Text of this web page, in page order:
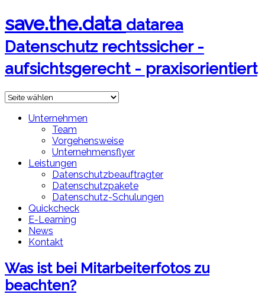
save.the.data datarea
Datenschutz rechtssicher -
aufsichtsgerecht - praxisorientiert
Unternehmen
Team
Vorgehensweise
Unternehmensflyer
Leistungen
Datenschutzbeauftragter
Datenschutzpakete
Datenschutz-Schulungen
Quickcheck
E-Learning
News
Kontakt
Was ist bei Mitarbeiterfotos zu
beachten?